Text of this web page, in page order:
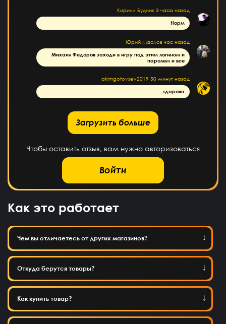
Кирилл Будник 3 часа назад
Норм
Юрий Маслов час назад
Михаил Федоров заходи в игру под этим логином и
паролем и все
akimgotovsev2019 50 минут назад
здарова
Загрузить больше
Чтобы оставить отзыв, вам нужно авторизоваться
Войти
Как это работает
Чем вы отличаетесь от других магазинов?
Откуда берутся товары?
Как купить товар?